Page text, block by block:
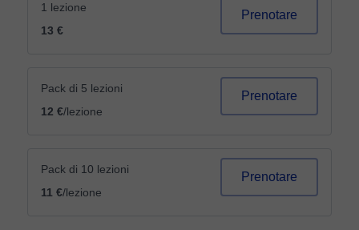
1 lezione
13 €
Prenotare
Pack di 5 lezioni
12 €/lezione
Prenotare
Pack di 10 lezioni
11 €/lezione
Prenotare